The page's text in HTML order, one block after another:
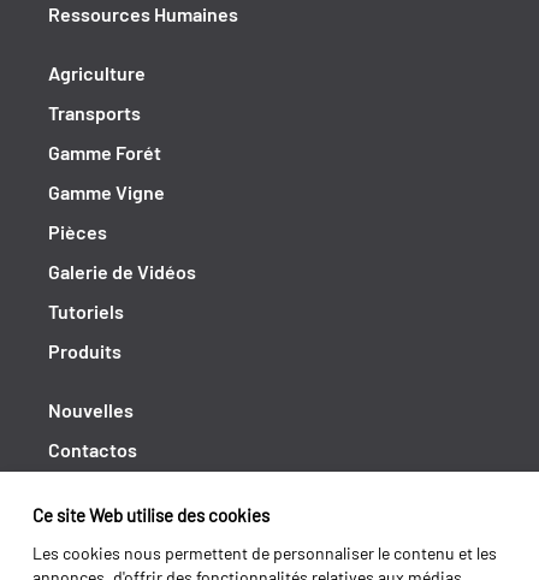
Ce site Web utilise des cookies
Les cookies nous permettent de personnaliser le contenu et les
Ressources Humaines
Agriculture
Transports
Gamme Forét
Gamme Vigne
Pièces
Galerie de Vidéos
Tutoriels
Produits
Nouvelles
Contactos
Shipping returns
Politique de Privacité